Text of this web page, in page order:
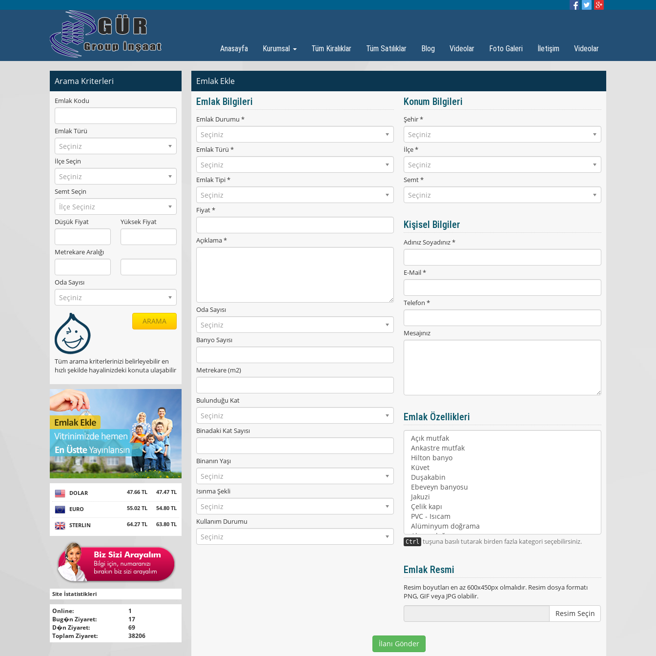
Anasayfa Kurumsal Tüm Kiralıklar Tüm Satılıklar Blog Videolar Foto Galeri İletişim Videolar
Arama Kriterleri
Emlak Kodu
Emlak Türü
Seçiniz
İlçe Seçin
Seçiniz
Semt Seçin
İlçe Seçiniz
Düşük Fiyat Yüksek Fiyat
Metrekare Aralığı
Oda Sayısı
Seçiniz
ARAMA
Tüm arama kriterlerinizi belirleyebilir en
hızlı şekilde hayalinizdeki konuta ulaşabilir
DOLAR 47.47 TL
47.66 TL
EURO 54.80 TL
55.02 TL
STERLIN 63.80 TL
64.27 TL
Site İstatistikleri
Online:
1
Bug�n Ziyaret:
17
D�n Ziyaret:
69
Toplam Ziyaret:
38206
Emlak Ekle
Emlak Bilgileri
Emlak Durumu *
Seçiniz
Emlak Türü *
Seçiniz
Emlak Tipi *
Seçiniz
Fiyat *
Açıklama *
Oda Sayısı
Seçiniz
Banyo Sayısı
Metrekare (m2)
Bulunduğu Kat
Seçiniz
Binadaki Kat Sayısı
Binanın Yaşı
Seçiniz
Isınma Şekli
Seçiniz
Kullanım Durumu
Seçiniz
Konum Bilgileri
Şehir *
Seçiniz
İlçe *
Seçiniz
Semt *
Seçiniz
Kişisel Bilgiler
Adınız Soyadınız *
E-Mail *
Telefon *
Mesajınız
Emlak Özellikleri
Ctrl tuşuna basılı tutarak birden fazla kategori seçebilirsiniz.
Emlak Resmi
Resim boyutları en az 600x450px olmalıdır. Resim dosya formatı
PNG, GIF veya JPG olabilir.
Resim Seçin
İlanı Gönder